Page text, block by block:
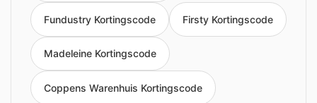
Fundustry Kortingscode Firsty Kortingscode
Madeleine Kortingscode
Coppens Warenhuis Kortingscode